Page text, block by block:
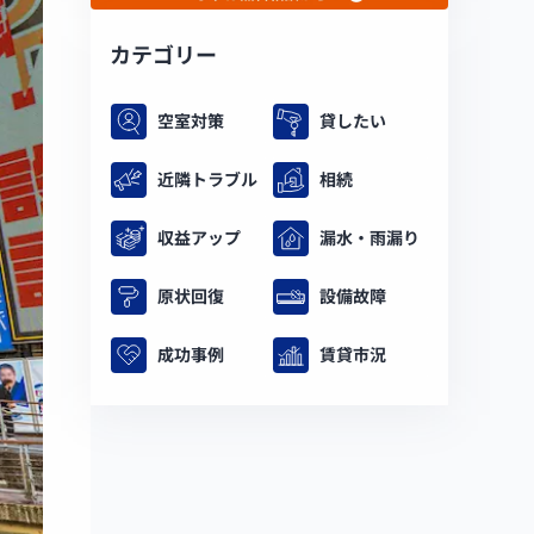
カテゴリー
空室対策 貸したい
近隣トラブル 相続
収益アップ 漏水・雨漏り
原状回復 設備故障
成功事例 賃貸市況